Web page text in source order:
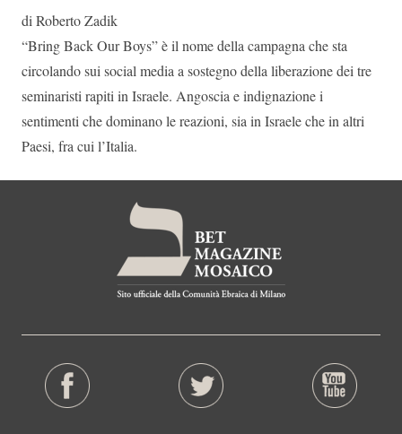
di Roberto Zadik
“Bring Back Our Boys” è il nome della campagna che sta
circolando sui social media a sostegno della liberazione dei tre
seminaristi rapiti in Israele. Angoscia e indignazione i
sentimenti che dominano le reazioni, sia in Israele che in altri
Paesi, fra cui l’Italia.